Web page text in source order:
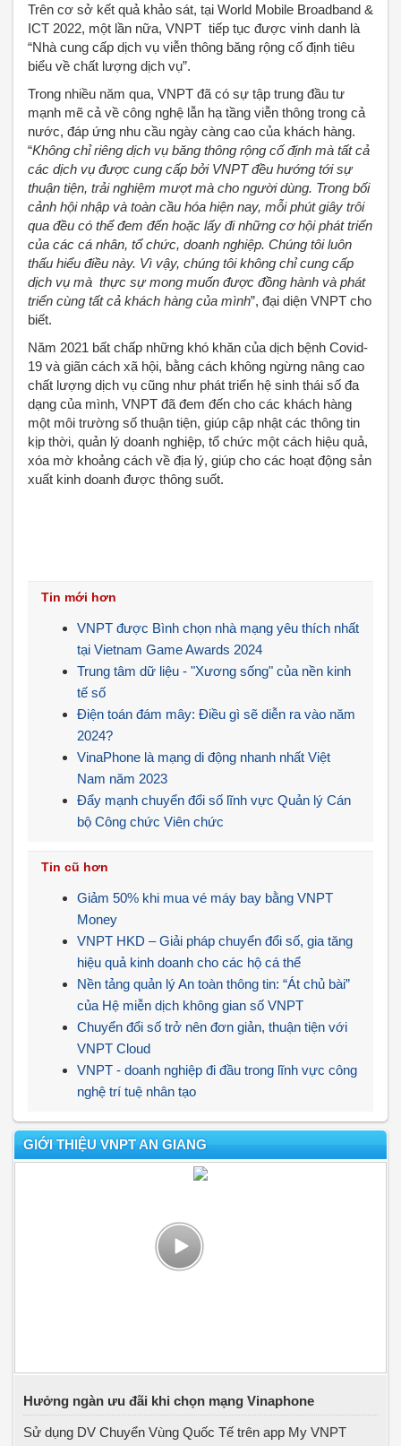
Trên cơ sở kết quả khảo sát, tại World Mobile Broadband &
ICT 2022, một lần nữa, VNPT tiếp tục được vinh danh là
“Nhà cung cấp dịch vụ viễn thông băng rộng cố định tiêu
biểu về chất lượng dịch vụ”.
Trong nhiều năm qua, VNPT đã có sự tập trung đầu tư
mạnh mẽ cả về công nghệ lẫn hạ tầng viễn thông trong cả
nước, đáp ứng nhu cầu ngày càng cao của khách hàng.
“Không chỉ riêng dịch vụ băng thông rộng cố định mà tất cả
các dịch vụ được cung cấp bởi VNPT đều hướng tới sự
thuận tiện, trải nghiệm mượt mà cho người dùng. Trong bối
cảnh hội nhập và toàn cầu hóa hiện nay, mỗi phút giây trôi
qua đều có thể đem đến hoặc lấy đi những cơ hội phát triển
của các cá nhân, tổ chức, doanh nghiệp. Chúng tôi luôn
thấu hiểu điều này. Vì vậy, chúng tôi không chỉ cung cấp
dịch vụ mà thực sự mong muốn được đồng hành và phát
triển cùng tất cả khách hàng của mình”, đại diện VNPT cho
biết.
Năm 2021 bất chấp những khó khăn của dịch bệnh Covid-
19 và giãn cách xã hội, bằng cách không ngừng nâng cao
chất lượng dịch vụ cũng như phát triển hệ sinh thái số đa
dạng của mình, VNPT đã đem đến cho các khách hàng
một môi trường số thuận tiện, giúp cập nhật các thông tin
kịp thời, quản lý doanh nghiệp, tổ chức một cách hiệu quả,
xóa mờ khoảng cách về địa lý, giúp cho các hoạt động sản
xuất kinh doanh được thông suốt.
Tin mới hơn
VNPT được Bình chọn nhà mạng yêu thích nhất
tại Vietnam Game Awards 2024
Trung tâm dữ liệu - "Xương sống" của nền kinh
tế số
Điện toán đám mây: Điều gì sẽ diễn ra vào năm
2024?
VinaPhone là mạng di động nhanh nhất Việt
Nam năm 2023
Đẩy mạnh chuyển đổi số lĩnh vực Quản lý Cán
bộ Công chức Viên chức
Tin cũ hơn
Giảm 50% khi mua vé máy bay bằng VNPT
Money
VNPT HKD – Giải pháp chuyển đổi số, gia tăng
hiệu quả kinh doanh cho các hộ cá thể
Nền tảng quản lý An toàn thông tin: “Át chủ bài”
của Hệ miễn dịch không gian số VNPT
Chuyển đổi số trở nên đơn giản, thuận tiện với
VNPT Cloud
VNPT - doanh nghiệp đi đầu trong lĩnh vực công
nghệ trí tuệ nhân tạo
GIỚI THIỆU VNPT AN GIANG
Hưởng ngàn ưu đãi khi chọn mạng Vinaphone
Sử dụng DV Chuyển Vùng Quốc Tế trên app My VNPT